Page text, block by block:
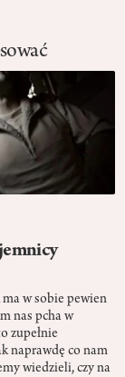
w sobie pewien
nas pcha w
zupełnie
naprawdę co nam
wiedzieli, czy na